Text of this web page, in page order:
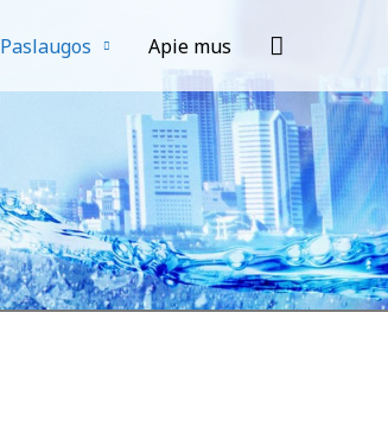
Paslaugos Apie mus